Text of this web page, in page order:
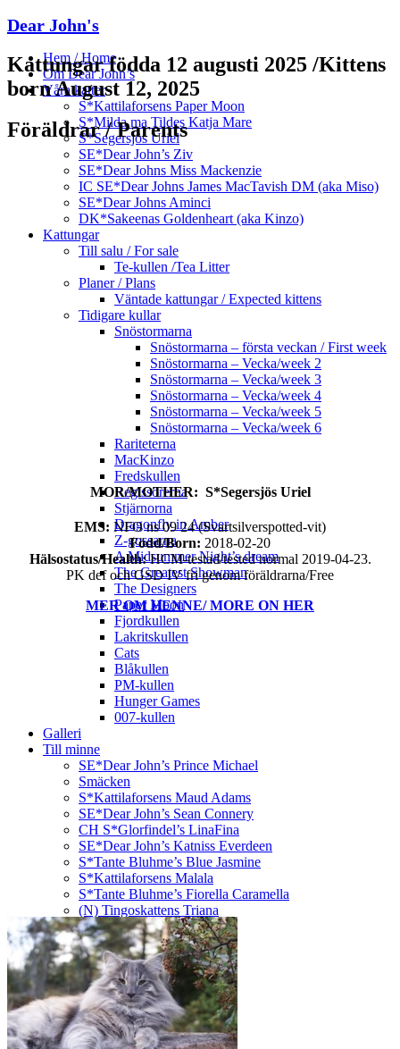
Dear John's
Hem / Home
Om Dear John’s
Våra katter
S*Kattilaforsens Paper Moon
S*Milda ma Tildes Katja Mare
S*Segersjös Uriel
SE*Dear John’s Ziv
SE*Dear Johns Miss Mackenzie
IC SE*Dear Johns James MacTavish DM (aka Miso)
SE*Dear Johns Aminci
DK*Sakeenas Goldenheart (aka Kinzo)
Kattungar
Till salu / For sale
Te-kullen /Tea Litter
Planer / Plans
Väntade kattungar / Expected kittens
Tidigare kullar
Snöstormarna
Snöstormarna – första veckan / First week
Snöstormarna – Vecka/week 2
Snöstormarna – Vecka/week 3
Snöstormarna – Vecka/week 4
Snöstormarna – Vecka/week 5
Snöstormarna – Vecka/week 6
Rariteterna
MacKinzo
Fredskullen
Regissörerna
Stjärnorna
Dragonfly in Amber
Z-gossarna
A Midsummer Night’s dream
The Greatest Showman
The Designers
Paper Moon
Fjordkullen
Lakritskullen
Cats
Blåkullen
PM-kullen
Hunger Games
007-kullen
Galleri
Till minne
SE*Dear John’s Prince Michael
Smäcken
S*Kattilaforsens Maud Adams
SE*Dear John’s Sean Connery
CH S*Glorfindel’s LinaFina
SE*Dear John’s Katniss Everdeen
S*Tante Bluhme’s Blue Jasmine
S*Kattilaforsens Malala
S*Tante Bluhme’s Fiorella Caramella
(N) Tingoskattens Triana
Kattkoll
Kontakt
SE*Kurragömmas
Kattungar födda 12 augusti 2025 /Kittens
born August 12, 2025
Föräldrar / Parents
MOR/MOTHER: S*Segersjös Uriel
EMS: NFO ns 09 24 (Svartsilverspotted-vit)
Född/Born: 2018-02-20
Hälsostatus/Health:HCM-testad/tested normal 2019-04-23.
PK def och GSD IV fri genom föräldrarna/Free
MER OM HENNE/ MORE ON HER